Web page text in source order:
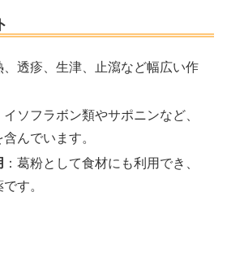
、透疹、生津、止瀉など幅広い作
イソフラボン類やサポニンなど、
んでいます。
：葛粉として食材にも利用でき、
す。